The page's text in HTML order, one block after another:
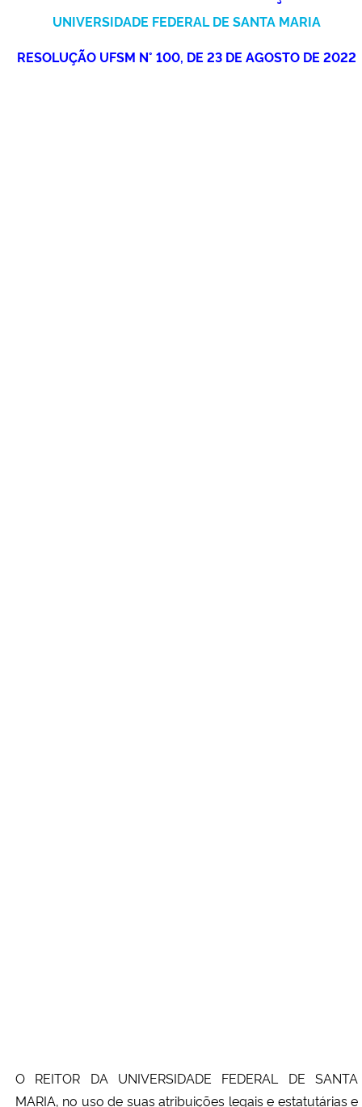
Ministério da Saúde
UNIVERSIDADE FEDERAL DE SANTA MARIA
RESOLUÇÃO UFSM N° 100, DE 23 DE AGOSTO DE 2022
O REITOR DA UNIVERSIDADE FEDERAL DE SANTA
MARIA, no uso de suas atribuições legais e estatutárias e